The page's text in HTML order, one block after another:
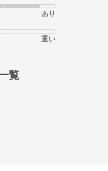
あり
重い
覧